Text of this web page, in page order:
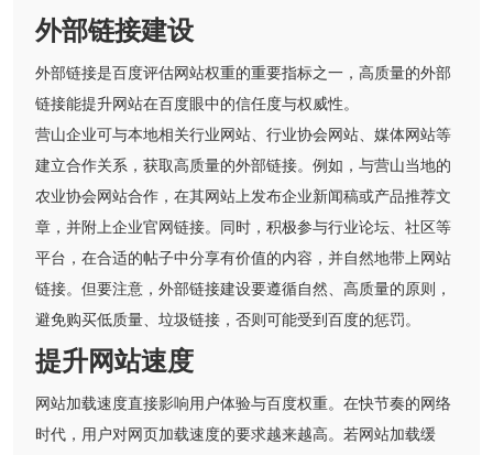
外部链接建设
外部链接是百度评估网站权重的重要指标之一，高质量的外部
链接能提升网站在百度眼中的信任度与权威性。
营山企业可与本地相关行业网站、行业协会网站、媒体网站等
建立合作关系，获取高质量的外部链接。例如，与营山当地的
农业协会网站合作，在其网站上发布企业新闻稿或产品推荐文
章，并附上企业官网链接。同时，积极参与行业论坛、社区等
平台，在合适的帖子中分享有价值的内容，并自然地带上网站
链接。但要注意，外部链接建设要遵循自然、高质量的原则，
避免购买低质量、垃圾链接，否则可能受到百度的惩罚。
提升网站速度
网站加载速度直接影响用户体验与百度权重。在快节奏的网络
时代，用户对网页加载速度的要求越来越高。若网站加载缓